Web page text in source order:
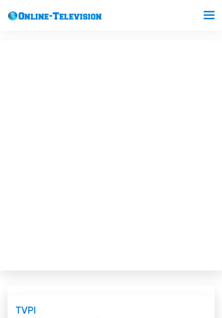
TVPI